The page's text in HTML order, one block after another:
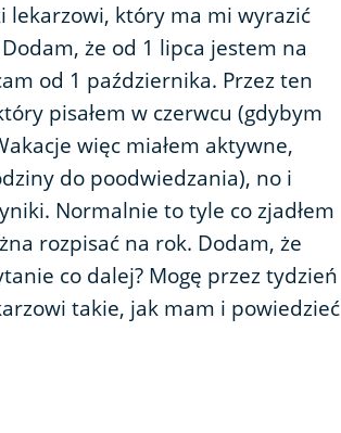
lekarzowi, który ma mi wyrazić
że od 1 lipca jestem na
od 1 października. Przez ten
pisałem w czerwcu (gdybym
więc miałem aktywne,
do poodwiedzania), no i
Normalnie to tyle co zjadłem
rozpisać na rok. Dodam, że
co dalej? Mogę przez tydzień
takie, jak mam i powiedzieć